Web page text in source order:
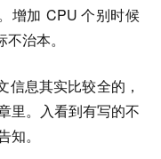
增加 CPU 个别时候
治本。
信息其实比较全的，
里。入看到有写的不
。